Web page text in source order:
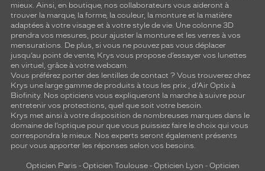
mieux. Ainsi, en boutique, nos collaborateurs vous aideront à
trouver la marque, la forme, la couleur, la monture et la matière
adaptées à votre visage et à votre style de vie. Une colonne 3D
prendra vos mesures, pour ajuster la monture et les verres à vos
mensurations. De plus, si vous ne pouvez pas vous déplacer
jusqu’au point de vente, Krys vous propose d’essayer vos lunettes
en virtuel, grâce à votre webcam.
Vous préférez porter des lentilles de contact ? Vous trouverez chez
Krys une large gamme de produits à tous les prix , d’Air Optix à
Biofinity. Nos opticiens vous expliqueront la marche à suivre pour
entretenir vos protections, quel que soit votre besoin.
Krys met ainsi à votre disposition de nombreuses marques dans le
domaine de l’optique pour que vous puissiez faire le choix qui vous
correspondra le mieux. Nos experts seront également présents
pour vous apporter les réponses selon vos besoins.
Opticien Paris - Opticien Toulouse- Opticien Lyon - Opticien